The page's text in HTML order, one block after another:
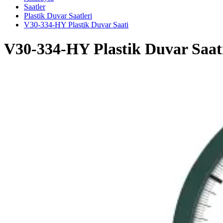
Saatler
Plastik Duvar Saatleri
V30-334-HY Plastik Duvar Saati
V30-334-HY Plastik Duvar